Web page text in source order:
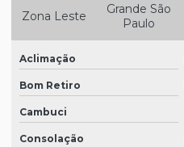
Epi para metalúrgica
Epi para trabalho em altura
Equipamentos de epi
Equipamentos epi sp
Zona Leste
Grande São
Paulo
Aclimação
Bom Retiro
Cambuci
Consolação